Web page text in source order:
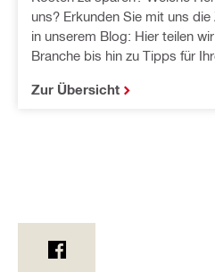
uns? Erkunden Sie mit uns
in unserem Blog: Hier teilen
Branche bis hin zu Tipps für
Zur Übersicht